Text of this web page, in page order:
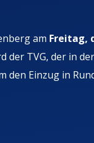
am Freitag,
der TVG, der in
den Einzug in